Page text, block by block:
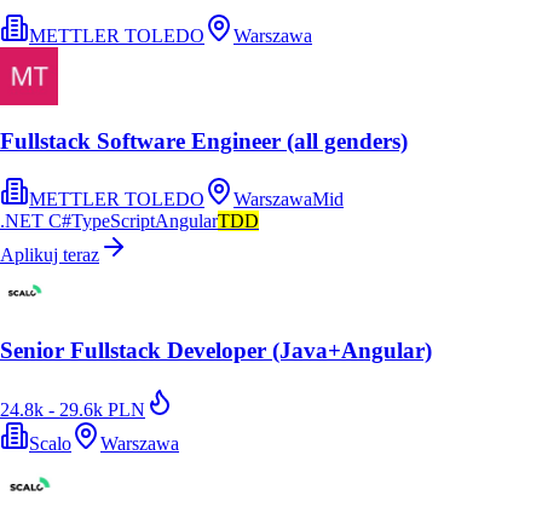
METTLER TOLEDO Warszawa
Fullstack Software Engineer (all genders)
METTLER TOLEDO WarszawaMid
.NET C#TypeScriptAngularTDD
Aplikuj teraz
Senior Fullstack Developer (Java+Angular)
24.8k - 29.6k PLN
Scalo
Warszawa